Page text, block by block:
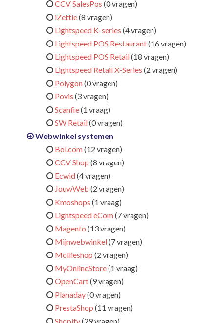
CCV SalesPos (0 vragen)
iZettle(8 vragen)
Lightspeed K-series (4 vragen)
Lightspeed POS Restaurant(16 vragen)
Lightspeed POS Retail(18 vragen)
Lightspeed Retail X-Series (2 vragen)
Polygon(0 vragen)
Povis (3 vragen)
Scanfie(1 vraag)
SW Retail(0 vragen)
Webwinkel systemen
Bol.com(12 vragen)
CCV Shop (8 vragen)
Ecwid(4 vragen)
JouwWeb (2 vragen)
Kmoshops (1 vraag)
Lightspeed eCom(7 vragen)
Magento (13 vragen)
Mijnwebwinkel(7 vragen)
Mollieshop (2 vragen)
MyOnlineStore(1 vraag)
OpenCart(9 vragen)
Planaday(0 vragen)
PrestaShop (11 vragen)
Shopify(29 vragen)